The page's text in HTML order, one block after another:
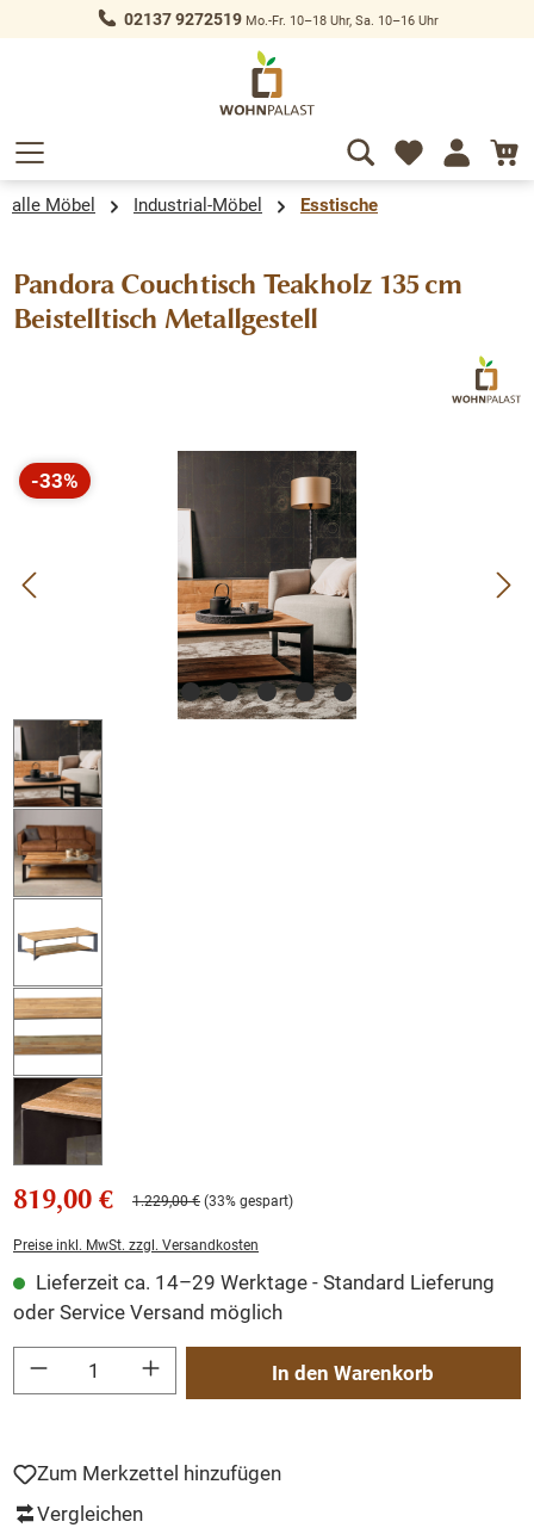
springen 02137 9272519Mo.-Fr. 10–18 Uhr, Sa. 10–16 Uhr
alle Möbel Industrial-Möbel Esstische
Pandora Couchtisch Teakholz 135 cm
Beistelltisch Metallgestell
Bildergalerie überspringen
-33%
Rabatt
819,00 € 1.229,00 € (33% gespart)
Preise inkl. MwSt. zzgl. Versandkosten
Lieferzeit ca. 14–29 Werktage - Standard Lieferung
oder Service Versand möglich
Produkt Anzahl: Gib den gewünschten Wert ein oder benutze die Schaltflächen
In den Warenkorb
Zum Merkzettel hinzufügen
Vergleichen